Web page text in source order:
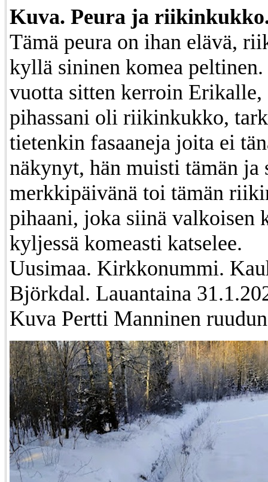
Kuva. Peura ja
Tämä peura on ihan elävä,
kyllä sininen komea
vuotta sitten kerroin Erikalle,
pihassani oli riikinkukko,
tietenkin fasaaneja joita ei
näkynyt, hän muisti tämän ja
merkkipäivänä toi tämän
pihaani, joka siinä valkoisen
kyljessä komeasti katselee.
Uusimaa. Kirkkonummi.
Björkdal. Lauantaina
Kuva Pertti Manninen